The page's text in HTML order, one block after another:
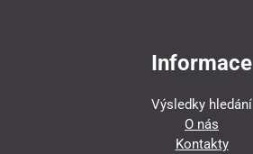
Informace
Výsledky hledání
O nás
Kontakty